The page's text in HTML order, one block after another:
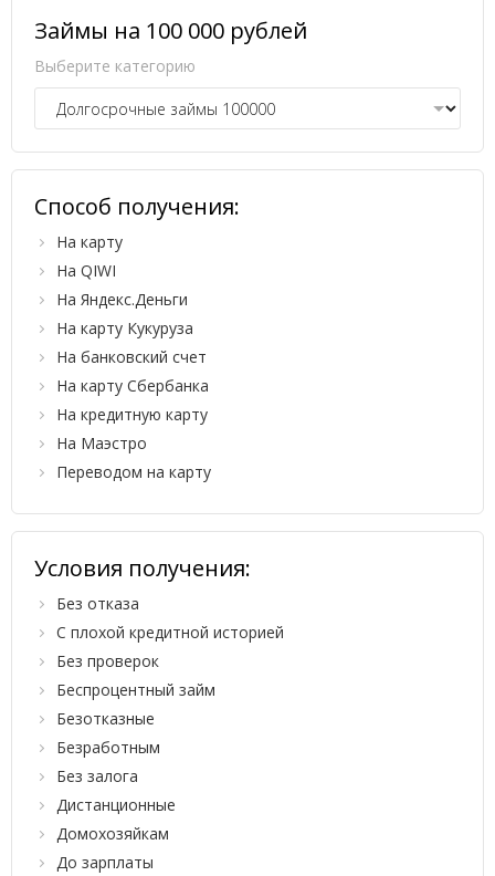
Займы на 100 000 рублей
Выберите категорию
Способ получения:
На карту
На QIWI
На Яндекс.Деньги
На карту Кукуруза
На банковский счет
На карту Сбербанка
На кредитную карту
На Маэстро
Переводом на карту
Условия получения:
Без отказа
С плохой кредитной историей
Без проверок
Беспроцентный займ
Безотказные
Безработным
Без залога
Дистанционные
Домохозяйкам
До зарплаты